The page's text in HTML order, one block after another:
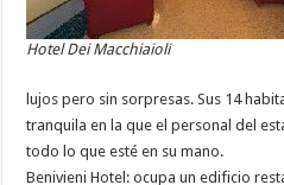
Hotel Dei Macchiaioli
lujos pero sin sorpresas. Sus 14
tranquila en la que el personal del
todo lo que esté en su mano.
Benivieni Hotel: ocupa un edificio